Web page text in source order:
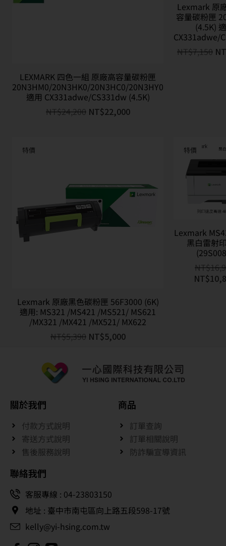
LEXMARK 四色一組 原廠高容量碳粉匣
20N3HM0/20N3HK0/20N3HC0/20N3HY0
適用 CX331adwe/CS331dw (4.5K)
NT$24,200 NT$22,000
Lexmark 原
容量碳粉匣
(4.5K)
CX331adwe/
NT$7,150
特價
Lexmark 原廠黑色碳粉匣 56F3000 (6K)
適用: MS321 /MS421 /MS521/ MS621
/MX321 /MX421 /MX521/ MX622
NT$5,390 NT$5,000
特價
Lexmark
黑白雷射
NT$
NT$
關於我們
付款方式說明
寄送方式說明
售後服務說明
商品
訂單查詢
訂單相關說明
防詐騙宣導資訊
聯絡我們
客服專線 : 04-23803150
地址 : 臺中市南屯區向上路五段598-17號
kelly@yi-hsing.com.tw